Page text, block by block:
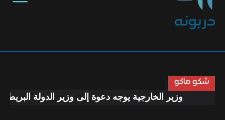
رياضة
صحة
شكو ماكو
وزير الخارجية يوجه دعوة إلى وزير الدولة البريطاني